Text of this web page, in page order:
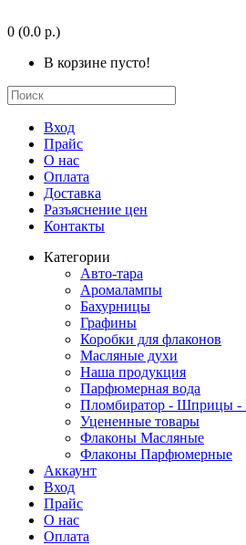
0 (0.0 р.)
В корзине пусто!
Вход
Прайс
О нас
Оплата
Доставка
Разъяснение цен
Контакты
Категории
Авто-тара
Аромалампы
Бахурницы
Графины
Коробки для флаконов
Масляные духи
Наша продукция
Парфюмерная вода
Пломбиратор - Шприцы -
Уцененные товары
Флаконы Масляные
Флаконы Парфюмерные
Аккаунт
Вход
Прайс
О нас
Оплата